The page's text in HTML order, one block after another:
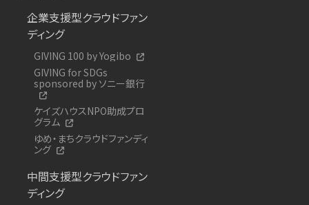
企業支援型クラウドファン
ディング
GIVING 100 by Yogibo
GIVING for SDGs
sponsored by ソニー銀行
ケイズハウスNPO助成プロ
グラム
ゆめ・まちクラウドファンディ
ング
中間支援型クラウドファン
ディング